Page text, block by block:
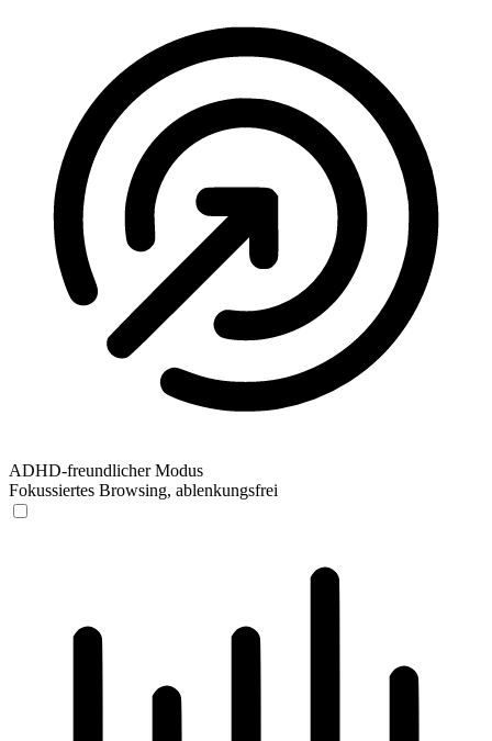
ADHD-freundlicher Modus
Fokussiertes Browsing, ablenkungsfrei